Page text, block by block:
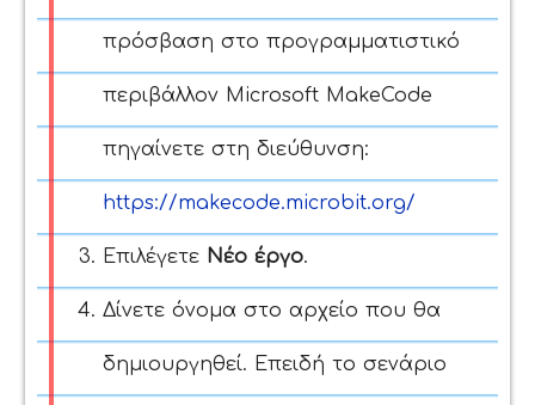
πρόσβαση στο προγραμματιστικό
περιβάλλον Microsoft MakeCode
πηγαίνετε στη διεύθυνση:
https://makecode.microbit.org/
Επιλέγετε Νέο έργο.
Δίνετε όνομα στο αρχείο που θα
δημιουργηθεί. Επειδή το σενάριο